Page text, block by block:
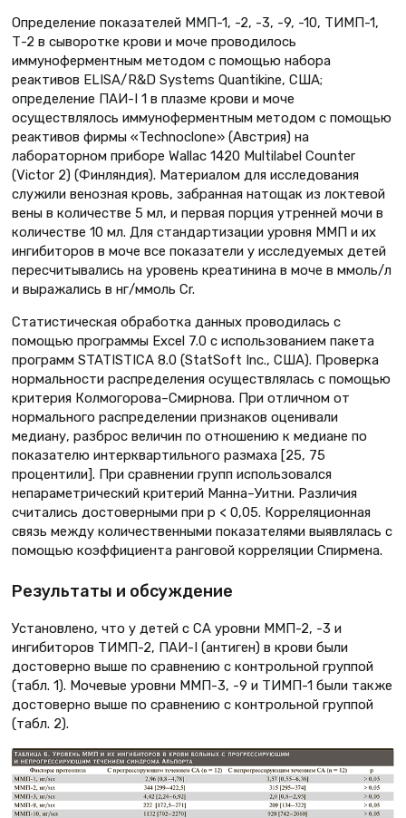
Определение показателей ММП-1, -2, -3, -9, -10, ТИМП-1,
Т-2 в сыворотке крови и моче проводилось
иммуноферментным методом с помощью набора
реактивов ELISA/R&D Systems Quantikine, США;
определение ПАИ-I 1 в плазме крови и моче
осуществлялось иммуноферментным методом с помощью
реактивов фирмы «Technoclone» (Австрия) на
лабораторном приборе Wallac 1420 Multilabel Counter
(Victor 2) (Финляндия). Материалом для исследования
служили венозная кровь, забранная натощак из локтевой
вены в количестве 5 мл, и первая порция утренней мочи в
количестве 10 мл. Для стандартизации уровня ММП и их
ингибиторов в моче все показатели у исследуемых детей
пересчитывались на уровень креатинина в моче в ммоль/л
и выражались в нг/ммоль Сr.
Статистическая обработка данных проводилась с
помощью программы Excel 7.0 с использованием пакета
программ STATISTICA 8.0 (StatSoft Inc., США). Проверка
нормальности распределения осуществлялась с помощью
критерия Колмогорова–Смирнова. При отличном от
нормального распределении признаков оценивали
медиану, разброс величин по отношению к медиане по
показателю интерквартильного размаха [25, 75
процентили]. При сравнении групп использовался
непараметрический критерий Манна–Уитни. Различия
считались достоверными при p < 0,05. Корреляционная
связь между количественными показателями выявлялась с
помощью коэффициента ранговой корреляции Спирмена.
Результаты и обсуждение
Установлено, что у детей с СА уровни ММП-2, -3 и
ингибиторов ТИМП-2, ПАИ-I (антиген) в крови были
достоверно выше по сравнению с контрольной группой
(табл. 1). Мочевые уровни ММП-3, -9 и ТИМП-1 были также
достоверно выше по сравнению с контрольной группой
(табл. 2).